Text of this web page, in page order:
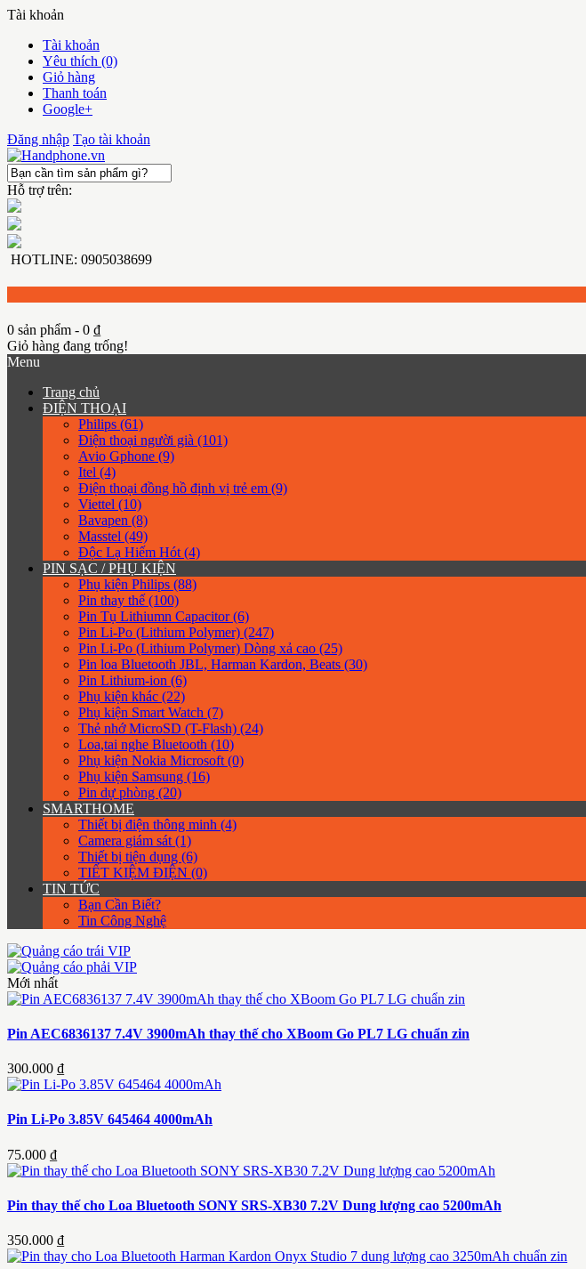
Tài khoản
Tài khoản
Yêu thích (0)
Giỏ hàng
Thanh toán
Google+
Đăng nhập Tạo tài khoản
Hỗ trợ trên:
HOTLINE: 0905038699
0 sản phẩm - 0 ₫
Giỏ hàng đang trống!
Menu
Trang chủ
ĐIỆN THOẠI
Philips (61)
Điện thoại người già (101)
Avio Gphone (9)
Itel (4)
Điện thoại đồng hồ định vị trẻ em (9)
Viettel (10)
Bavapen (8)
Masstel (49)
Độc Lạ Hiếm Hót (4)
PIN SẠC / PHỤ KIỆN
Phụ kiện Philips (88)
Pin thay thế (100)
Pin Tụ Lithiumn Capacitor (6)
Pin Li-Po (Lithium Polymer) (247)
Pin Li-Po (Lithium Polymer) Dòng xả cao (25)
Pin loa Bluetooth JBL, Harman Kardon, Beats (30)
Pin Lithium-ion (6)
Phụ kiện khác (22)
Phụ kiện Smart Watch (7)
Thẻ nhớ MicroSD (T-Flash) (24)
Loa,tai nghe Bluetooth (10)
Phụ kiện Nokia Microsoft (0)
Phụ kiện Samsung (16)
Pin dự phòng (20)
SMARTHOME
Thiết bị điện thông minh (4)
Camera giám sát (1)
Thiết bị tiện dụng (6)
TIẾT KIỆM ĐIỆN (0)
TIN TỨC
Bạn Cần Biết?
Tin Công Nghệ
Mới nhất
Pin AEC6836137 7.4V 3900mAh thay thế cho XBoom Go PL7 LG chuẩn zin
300.000 ₫
Pin Li-Po 3.85V 645464 4000mAh
75.000 ₫
Pin thay thế cho Loa Bluetooth SONY SRS-XB30 7.2V Dung lượng cao 5200mAh
350.000 ₫